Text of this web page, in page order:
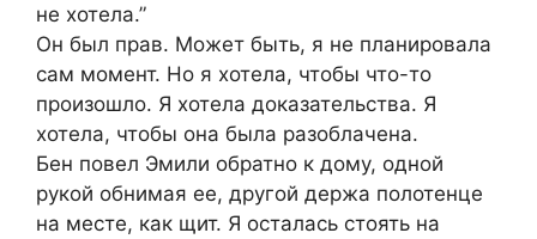
не хотела.”
Он был прав. Может быть, я не планировала
сам момент. Но я хотела, чтобы что-то
произошло. Я хотела доказательства. Я
хотела, чтобы она была разоблачена.
Бен повел Эмили обратно к дому, одной
рукой обнимая ее, другой держа полотенце
на месте, как щит. Я осталась стоять на